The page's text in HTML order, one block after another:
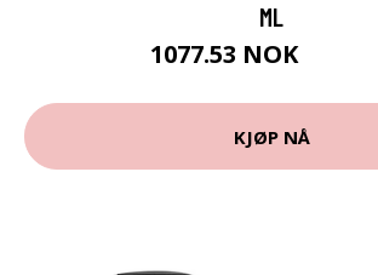
ML
1077.53 NOK
KJØP NÅ